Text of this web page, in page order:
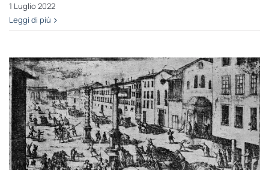
1 Luglio 2022
Leggi di più